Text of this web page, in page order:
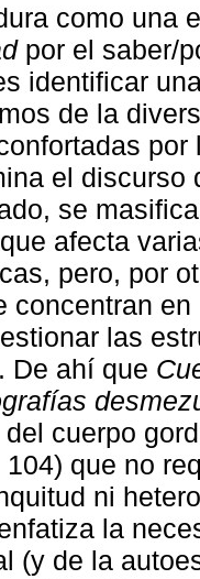
como una
por el saber/
identificar
de la
por
el
se
afecta
pero, por
concentran
las
De ahí que
cuerpo
104) que no
ni
la
(y de la